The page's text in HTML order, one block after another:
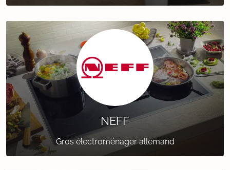
NEFF
Gros électroménager allemand